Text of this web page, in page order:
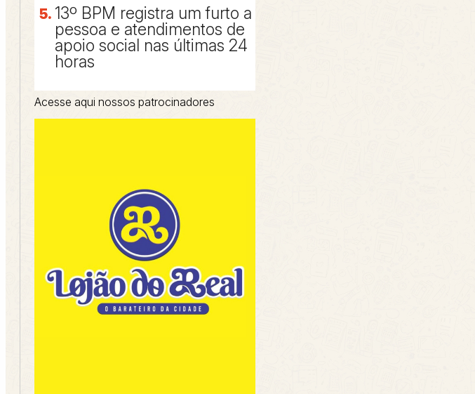
13º BPM registra um furto a
pessoa e atendimentos de
apoio social nas últimas 24
horas
Acesse aqui nossos patrocinadores